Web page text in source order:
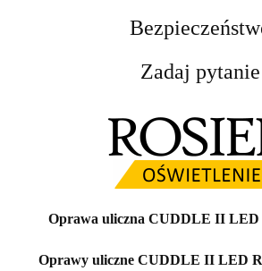
Zadaj pytanie
Oprawa uliczna CUDDLE II LED
Oprawy uliczne CUDDLE II LED